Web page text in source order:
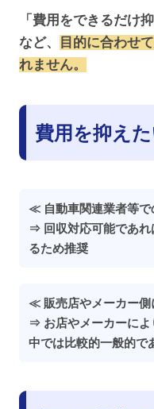
「費用をできるだけ
など、
目的に合わせ
れません。
費用を抑え
≪ 自動車関連業者等
⇒ 回収対応可能であれ
るため推奨
≪ 販売店やメーカー
⇒ お店やメーカーによ
中では比較的一般的で